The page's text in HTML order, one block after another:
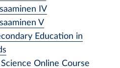
IV
V
Education in
Online Course